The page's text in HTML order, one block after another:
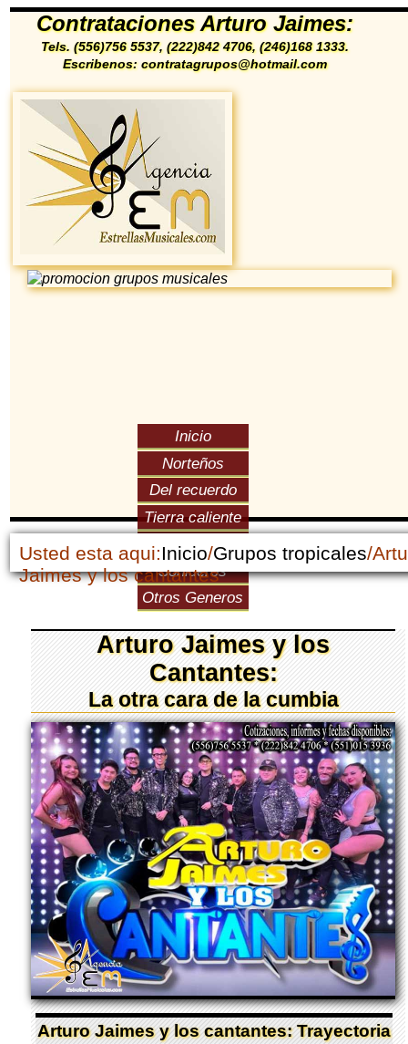
Contrataciones Arturo Jaimes:
Tels. (556)756 5537, (222)842 4706, (246)168 1333.
Escribenos: contratagrupos@hotmail.com
Inicio
Norteños
Del recuerdo
Tierra caliente
Versátiles
Sonideros
Otros Generos
Usted esta aqui:Inicio/Grupos tropicales/
Jaimes y los cantantes
Arturo Jaimes y los
Cantantes:
La otra cara de la cumbia
Arturo Jaimes y los cantantes: Trayectoria